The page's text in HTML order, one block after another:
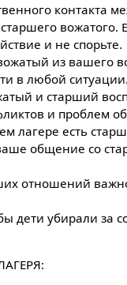
контакта
вожатого.
и не спорьте.
из вашего
в любой
и старший
и проблем
лагере есть
общение со
отношений
дети убирали за